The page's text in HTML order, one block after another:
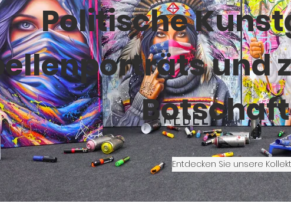
Politische
und
Entdecken Sie unsere